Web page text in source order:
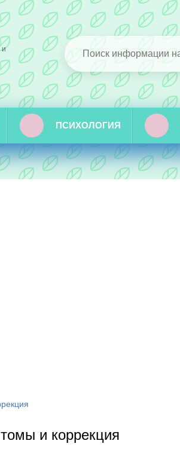
и
ПСИХОЛОГИЯ
и коррекция